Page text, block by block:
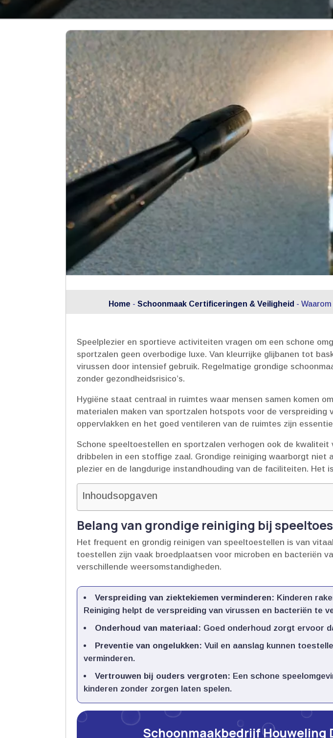
Home - Schoonmaak Certificeringen & Veiligheid -
Speelplezier en sportieve activiteiten vragen om een schone
sportzalen geen overbodige luxe.​ Van kleurrijke glijbanen tot
virussen door intensief gebruik.​ Regelmatige grondige
zonder gezondheidsrisico’s.​
Hygiëne staat centraal in ruimtes waar mensen samen komen
materialen maken van sportzalen hotspots voor de
oppervlakken en het goed ventileren van de ruimtes zijn
Schone speeltoestellen en sportzalen verhogen ook de
dribbelen in een stoffige zaal.​ Grondige reiniging waarborgt
plezier en de langdurige instandhouding van de faciliteiten.​ Het
Inhoudsopgaven
Belang van grondige reiniging bij
Het frequent en grondig reinigen van speeltoestellen is van
toestellen zijn vaak broedplaatsen voor microben en bacteriën
verschillende weersomstandigheden.​
Verspreiding van ziektekiemen verminderen: Kinderen
Reiniging helpt de verspreiding van virussen en bacteriën te
Onderhoud van materiaal: Goed onderhoud zorgt ervoor
Preventie van ongelukken: Vuil en aanslag kunnen
verminderen.​
Vertrouwen bij ouders vergroten: Een schone
kinderen zonder zorgen laten spelen.​
Schoonmaakbedrijf Houweling